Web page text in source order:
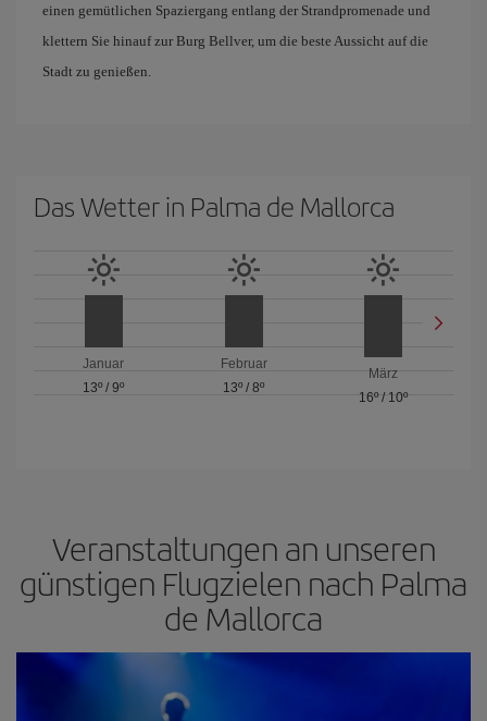
einen gemütlichen Spaziergang entlang der Strandpromenade und
klettern Sie hinauf zur Burg Bellver, um die beste Aussicht auf die
Stadt zu genießen.
Das Wetter in Palma de Mallorca
Januar
13º /9º
Februar
13º / 8º
März
16º/ 10º
Veranstaltungen an unseren
günstigen Flugzielen nach Palma
de Mallorca